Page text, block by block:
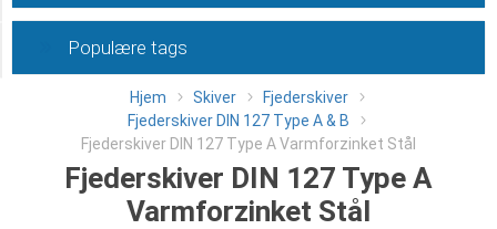
Hjem Skiver
Fjederskiver
Fjederskiver DIN 127 Type A & B
Fjederskiver DIN 127 Type A Varmforzinket Stål
Fjederskiver DIN 127 Type A
Varmforzinket Stål
Category
Populære tags